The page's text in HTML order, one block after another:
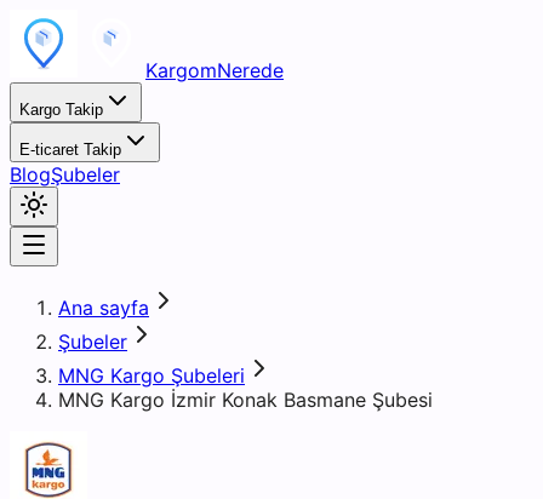
KargomNerede
Kargo Takip
E-ticaret Takip
BlogŞubeler
Ana sayfa
Şubeler
MNG Kargo Şubeleri
MNG Kargo İzmir Konak Basmane Şubesi